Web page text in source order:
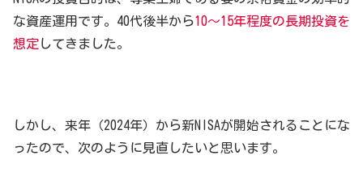
な資産運用です。40代後半から10～15年程度の長期投資を
想定してきました。
しかし、来年（2024年）から新NISAが開始されることにな
ったので、次のように見直したいと思います。